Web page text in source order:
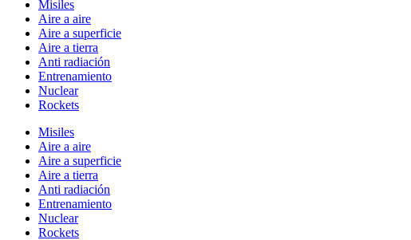
Misiles
Aire a aire
Aire a superficie
Aire a tierra
Anti radiación
Entrenamiento
Nuclear
Rockets
Misiles
Aire a aire
Aire a superficie
Aire a tierra
Anti radiación
Entrenamiento
Nuclear
Rockets